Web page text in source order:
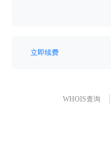
立即续费
WHOIS查询